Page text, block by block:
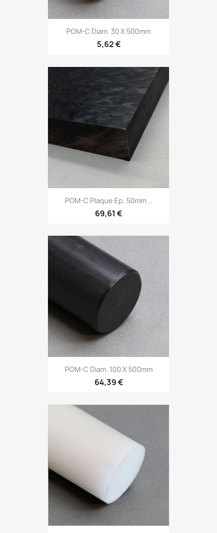
POM-C Diam. 30 X 500mm
5,62 €
POM-C Plaque Ep. 50mm...
69,61 €
POM-C Diam. 100 X 500mm
64,39 €